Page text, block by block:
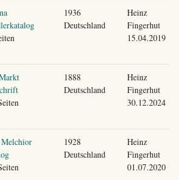
1936
Deutschland
Heinz
Fingerhut
15.04.2019
1888
Deutschland
Heinz
Fingerhut
30.12.2024
1928
Deutschland
Heinz
Fingerhut
01.07.2020